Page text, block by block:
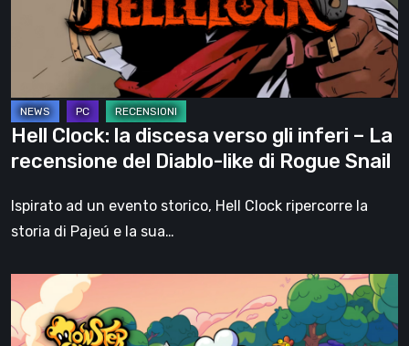
La
recensione
del
Diablo-
like
di
Snail
Hell Clock: la discesa verso gli inferi – La
recensione del Diablo-like di Rogue Snail
Ispirato ad un evento storico, Hell Clock ripercorre la
storia di Pajeú e la sua…
Monster
Chef:
la